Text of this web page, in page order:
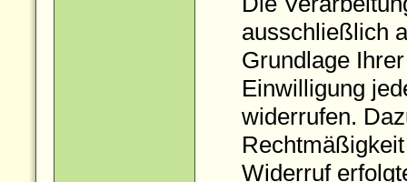
ausschließlich
Grundlage
Einwilligung
widerrufen.
Widerruf